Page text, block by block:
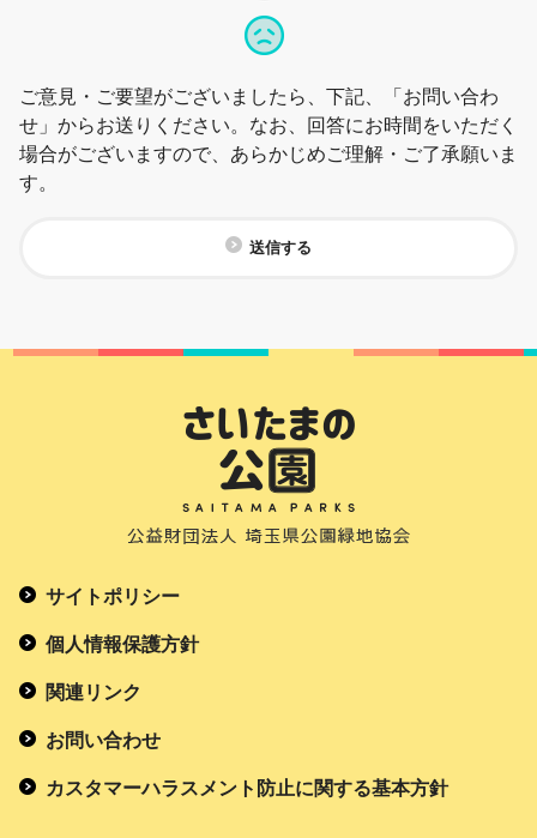
ご意見・ご要望がございましたら、下記、「お問い合わ
せ」からお送りください。なお、回答にお時間をいただく
場合がございますので、あらかじめご理解・ご了承願いま
す。
送信する
サイトポリシー
個人情報保護方針
関連リンク
お問い合わせ
カスタマーハラスメント防止に関する基本方針